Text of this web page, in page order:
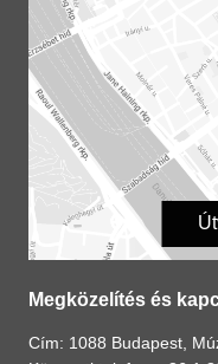
Megközelítés és
Cím: 1088 Budapest,